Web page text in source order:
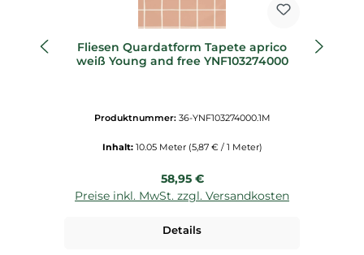
Fliesen Quardatform Tapete aprico
weiß Young and free YNF103274000
Produktnummer: 36-YNF103274000.1M
Inhalt: 10.05 Meter (5,87 € / 1 Meter)
Regulärer Preis:
58,95 €
Preise inkl. MwSt. zzgl. Versandkosten
Details